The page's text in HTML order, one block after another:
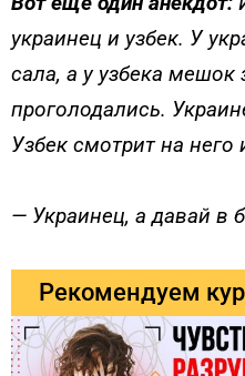
украинец и узбек. У
сала, а у узбека мешок
проголодались.
Узбек смотрит на него
— Украинец, а давай в
Рекомендуем